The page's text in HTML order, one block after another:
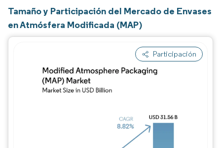
Tamaño y Participación del Mercado de Envases
en Atmósfera Modificada (MAP)
Participación